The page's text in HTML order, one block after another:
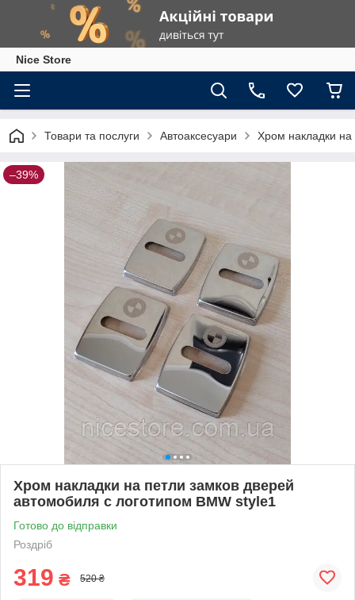
Nice Store
Товари та послуги Автоаксесуари Хром накладки на
–39%
Хром накладки на петли замков дверей
автомобиля с логотипом BMW style1
Готово до відправки
Роздріб
319 ₴ 520 ₴